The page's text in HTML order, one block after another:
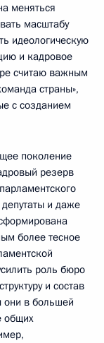
меняться
масштабу
идеологическую
и кадровое
считаю важным
страны»,
с созданием
поколение
резерв
и даже
более тесное
роль бюро
и состав
они в большей
общих